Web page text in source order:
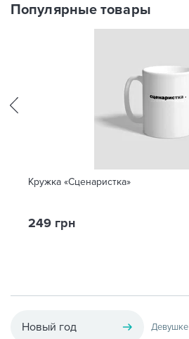
Популярные товары
Кружка «Сценаристка»
249 грн
Новый год Девушке